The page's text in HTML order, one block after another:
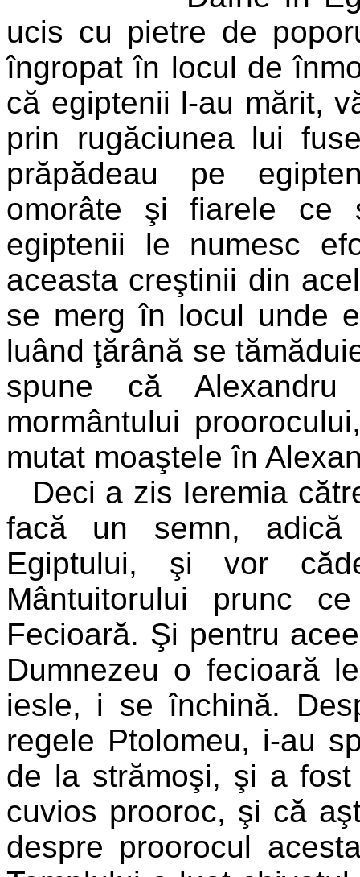
ucis cu pietre de
îngropat în locul de
că egiptenii l-au mărit,
prin rugăciunea lui
prăpădeau pe
omorâte şi fiarele
egiptenii le numesc
aceasta creştinii din
se merg în locul unde
luând ţărână se
spune că Alexandru
mormântului
mutat moaştele în
Deci a zis Ieremia
facă un semn,
Egiptului, şi vor
Mântuitorului prunc
Fecioară. Şi pentru
Dumnezeu o fecioară
iesle, i se închină.
regele Ptolomeu, i-au
de la strămoşi, şi a
cuvios prooroc, şi că
despre proorocul